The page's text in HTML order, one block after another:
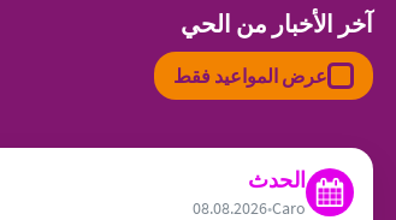
آخر الأخبار من الحي
عرض المواعيد فقط
الحدث
Caro
•
08.08.2026